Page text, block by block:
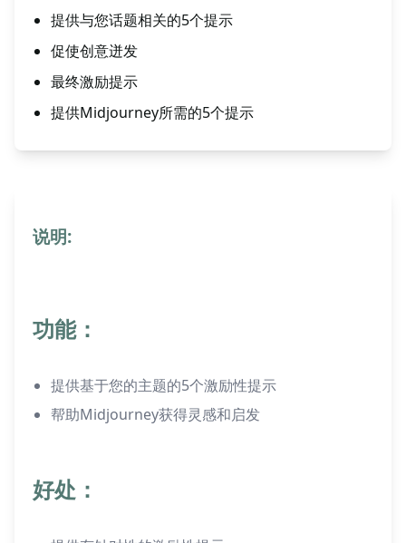
提供与您话题相关的5个提示
促使创意迸发
最终激励提示
提供Midjourney所需的5个提示
说明:
功能：
提供基于您的主题的5个激励性提示
帮助Midjourney获得灵感和启发
好处：